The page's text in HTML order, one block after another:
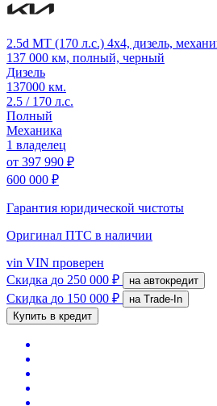
2.5d MT (170 л.с.) 4x4, дизель,
137 000 км, полный, черный
Дизель
137000 км.
2.5 / 170 л.с.
Полный
Механика
1 владелец
от 397 990 ₽
600 000 ₽
Гарантия юридической чистоты
Оригинал ПТС в наличии
vin VIN проверен
Скидка до 250 000 ₽ на автокредит
Скидка до 150 000 ₽
на Trade-In
Купить в кредит